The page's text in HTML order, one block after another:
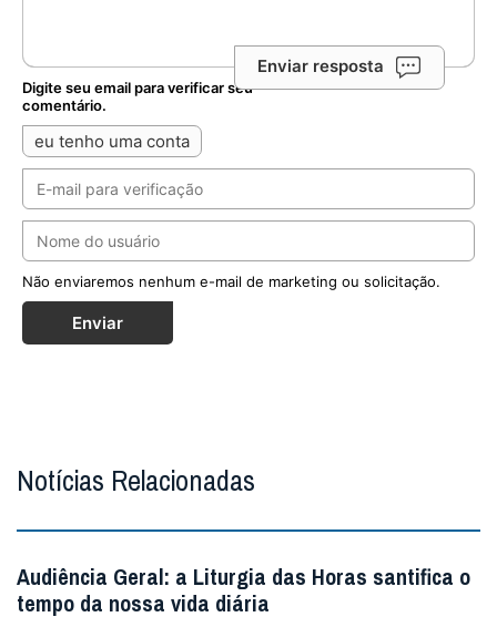
Enviar resposta
Digite seu email para verificar seu
comentário.
eu tenho uma conta
Não enviaremos nenhum e-mail de marketing ou solicitação.
Enviar
Notícias Relacionadas
Audiência Geral: a Liturgia das Horas santifica o
tempo da nossa vida diária